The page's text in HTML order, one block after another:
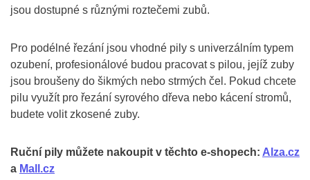
jsou dostupné s různými roztečemi zubů.
Pro podélné řezání jsou vhodné pily s univerzálním typem
ozubení, profesionálové budou pracovat s pilou, jejíž zuby
jsou broušeny do šikmých nebo strmých čel. Pokud chcete
pilu využít pro řezání syrového dřeva nebo kácení stromů,
budete volit zkosené zuby.
Ruční pily můžete nakoupit v těchto e-shopech: Alza.cz
a Mall.cz